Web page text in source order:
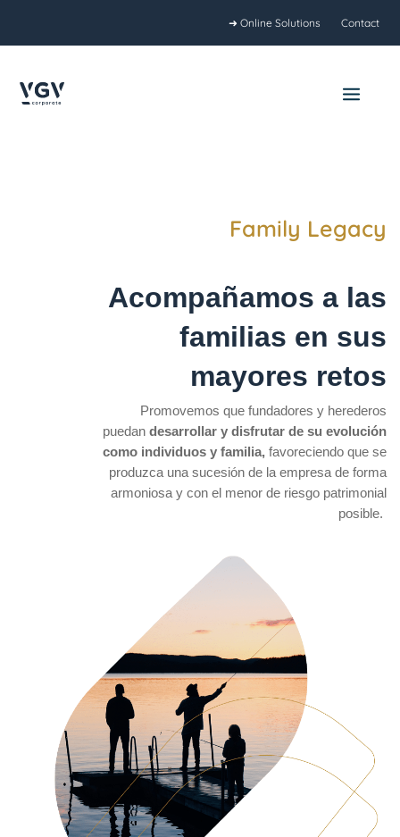
contenido
➜ Online Solutions Contact
Menu
Family Legacy
Acompañamos a las
familias en sus
mayores retos
Promovemos que fundadores y herederos
puedan desarrollar y disfrutar de su evolución
como individuos y familia, favoreciendo que se
produzca una sucesión de la empresa de forma
armoniosa y con el menor de riesgo patrimonial
posible.